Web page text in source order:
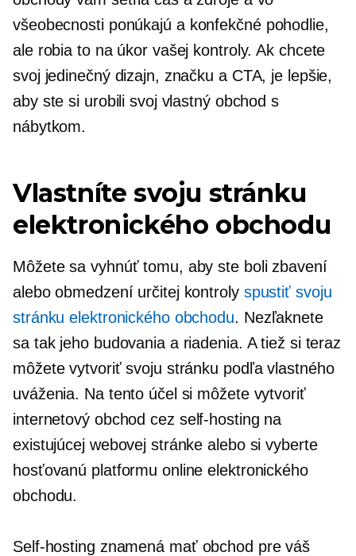
všeobecnosti ponúkajú a konfekčnépohodlie,
ale robia to na úkor vašej kontroly. Ak chcete
svoj jedinečný dizajn, značku a CTA, je lepšie,
aby ste si urobili svoj vlastný obchod s
nábytkom.
Vlastníte svoju stránku
elektronického obchodu
Môžete sa vyhnúť tomu, aby ste boli zbavení
alebo obmedzení určitej kontroly spustiť svoju
stránku elektronického obchodu. Nezľaknete
sa tak jeho budovania a riadenia. A tiež si teraz
môžete vytvoriť svoju stránku podľa vlastného
uváženia. Na tento účel si môžete vytvoriť
internetový obchod cez self-hosting na
existujúcej webovej stránke alebo si vyberte
hosťovanú platformu online elektronického
obchodu.
Self-hosting znamená mať obchod pre váš